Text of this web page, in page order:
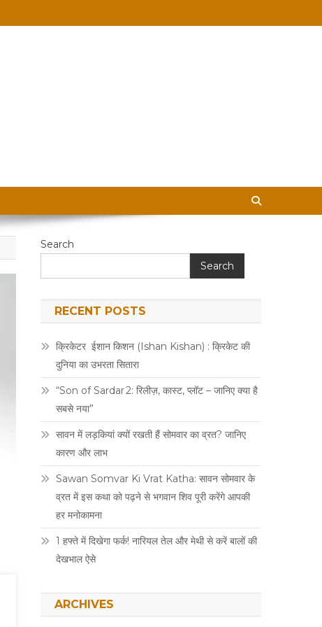
Search
Search
RECENT POSTS
क्रिकेटर ईशान किशन (Ishan Kishan) : क्रिकेट की
दुनिया का उभरता सितारा
“Son of Sardar 2: रिलीज़, कास्ट, प्लॉट – जानिए क्या है
सबसे नया”
सावन में लड़कियां क्यों रखती हैं सोमवार का व्रत? जानिए
कारण और लाभ
Sawan Somvar Ki Vrat Katha: सावन सोमवार के
व्रत में इस कथा को पढ़ने से भगवान शिव पूरी करेंगे आपकी
हर मनोकामना
1 हफ्ते में दिखेगा फर्क! नारियल तेल और मेथी से करें बालों की
देखभाल ऐसे
ARCHIVES